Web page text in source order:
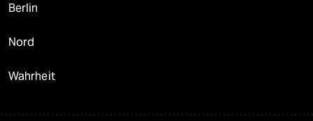
Berlin
Nord
Wahrheit